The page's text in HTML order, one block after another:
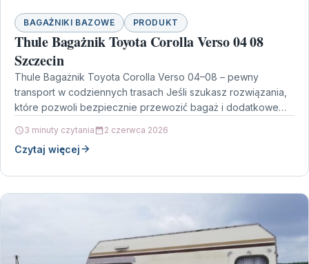
BAGAŻNIKI BAZOWE PRODUKT
Thule Bagażnik Toyota Corolla Verso 04 08
Szczecin
Thule Bagażnik Toyota Corolla Verso 04–08 – pewny
transport w codziennych trasach Jeśli szukasz rozwiązania,
które pozwoli bezpiecznie przewozić bagaż i dodatkowe
3 minuty czytania 2 czerwca 2026
Czytaj więcej